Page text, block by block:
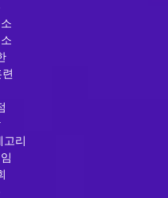
고리